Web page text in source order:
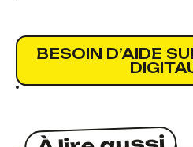
BESOIN D’AIDE